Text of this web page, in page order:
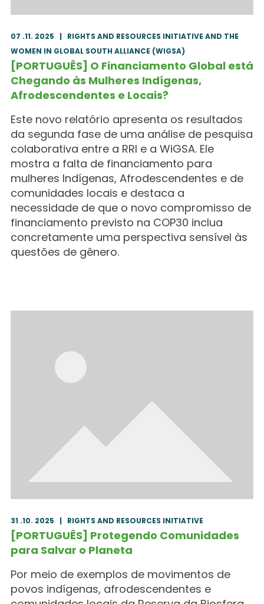
07 .11. 2025
RIGHTS AND RESOURCES INITIATIVE AND THE
WOMEN IN GLOBAL SOUTH ALLIANCE (WIGSA)
[PORTUGUÊS] O Financiamento Global está
Chegando às Mulheres Indígenas,
Afrodescendentes e Locais?
Este novo relatório apresenta os resultados
da segunda fase de uma análise de pesquisa
colaborativa entre a RRI e a WiGSA. Ele
mostra a falta de financiamento para
mulheres Indígenas, Afrodescendentes e de
comunidades locais e destaca a
necessidade de que o novo compromisso de
financiamento previsto na COP30 inclua
concretamente uma perspectiva sensível às
questões de gênero.
31 .10. 2025 | RIGHTS AND RESOURCES INITIATIVE
[PORTUGUÊS] Protegendo Comunidades
para Salvar o Planeta
Por meio de exemplos de movimentos de
povos indígenas, afrodescendentes e